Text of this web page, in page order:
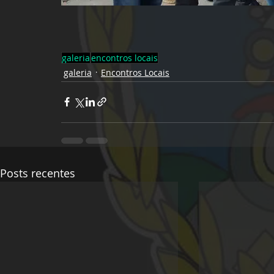
galeriaencontros locais
galeria
Encontros Locais
Posts recentes